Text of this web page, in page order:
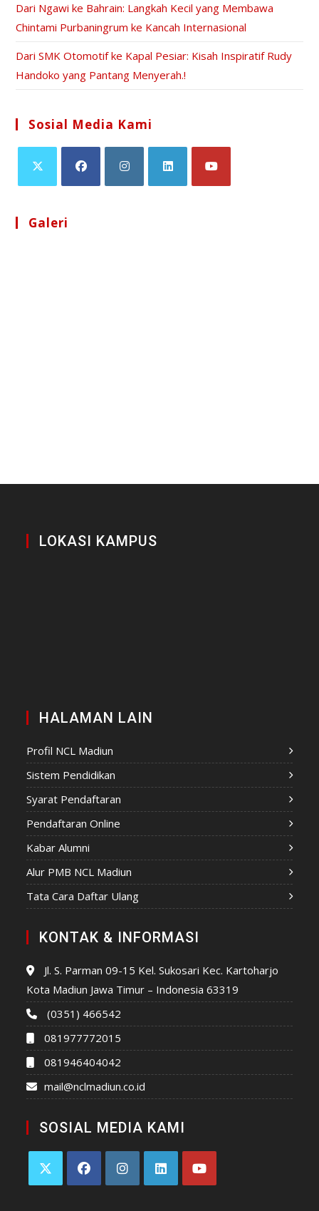
Dari Ngawi ke Bahrain: Langkah Kecil yang Membawa
Chintami Purbaningrum ke Kancah Internasional
Dari SMK Otomotif ke Kapal Pesiar: Kisah Inspiratif Rudy
Handoko yang Pantang Menyerah.!
Sosial Media Kami
Galeri
LOKASI KAMPUS
HALAMAN LAIN
Profil NCL Madiun
Sistem Pendidikan
Syarat Pendaftaran
Pendaftaran Online
Kabar Alumni
Alur PMB NCL Madiun
Tata Cara Daftar Ulang
KONTAK & INFORMASI
Jl. S. Parman 09-15 Kel. Sukosari Kec. Kartoharjo
Kota Madiun Jawa Timur – Indonesia 63319
(0351) 466542
081977772015
081946404042
mail@nclmadiun.co.id
SOSIAL MEDIA KAMI